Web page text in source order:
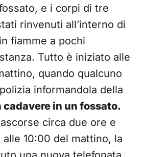
e i corpi di tre
rinvenuti all’interno di
fiamme a pochi
Tutto è iniziato alle
quando qualcuno
informandola della
cadavere in un fossato.
circa due ore e
10:00 del mattino, la